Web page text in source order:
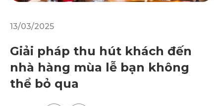
13/03/2025
Giải pháp thu hút khách đến
nhà hàng mùa lễ bạn không
thể bỏ qua